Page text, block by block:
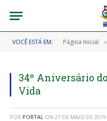
VOCÊ ESTÁ EM: Página Inicial »
34º Aniversário
Vida
POR PORTAL ON 27 DE MAIO DE 2019